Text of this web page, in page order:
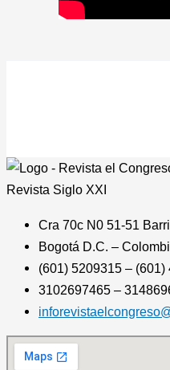
Revista Siglo XXI
Cra 70c N0 51-51
Bogotá D.C. –
(601) 5209315 – (601)
3102697465 –